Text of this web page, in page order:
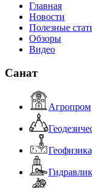
Главная
Новости
Полезные
Обзоры
Видео
Санат
Агропром